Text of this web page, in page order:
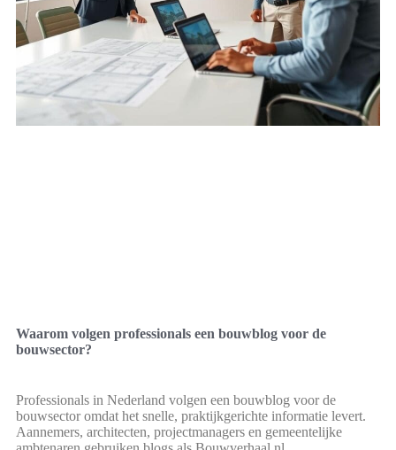
Waarom volgen professionals een bouwblog voor de
bouwsector?
Professionals in Nederland volgen een bouwblog voor de
bouwsector omdat het snelle, praktijkgerichte informatie levert.
Aannemers, architecten, projectmanagers en gemeentelijke